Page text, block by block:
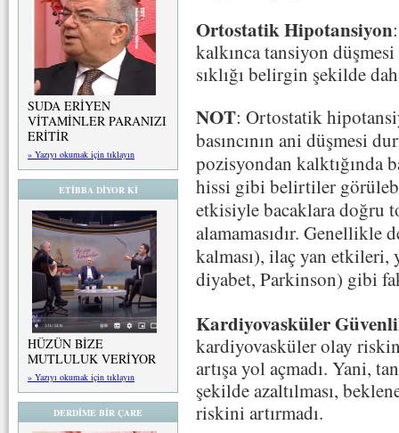
SUDA ERİYEN
VİTAMİNLER PARANIZI
ERİTİR
» Yazıyı okumak için tıklayın
ETİBBA DİYOR Kİ
HÜZÜN BİZE
MUTLULUK VERİYOR
» Yazıyı okumak için tıklayın
DERDİME BİR ÇARE
Ortostatik Hipotansiyon
kalkınca tansiyon
sıklığı belirgin şekilde
NOT: Ortostatik
basıncının ani düşmesi
pozisyondan kalktığında
hissi gibi belirtiler
etkisiyle bacaklara doğru
alamamasıdır. Genellikle
kalması), ilaç yan etkileri,
diyabet, Parkinson) gibi
Kardiyovasküler
kardiyovasküler olay
artışa yol açmadı. Yani,
şekilde azaltılması,
riskini artırmadı.